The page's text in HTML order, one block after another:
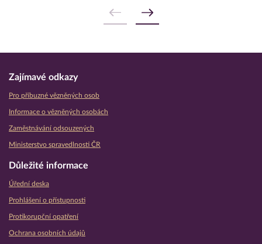
Zajímavé odkazy
Pro příbuzné vězněných osob
Informace o vězněných osobách
Zaměstnávání odsouzených
Ministerstvo spravedlnosti ČR
Důležité informace
Úřední deska
Prohlášení o přístupnosti
Protikorupční opatření
Ochrana osobních údajů